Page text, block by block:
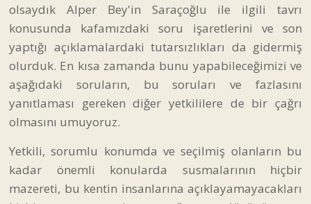
olsaydık Alper Bey'in Saraçoğlu ile ilgili tavrı
konusunda kafamızdaki soru işaretlerini ve son
yaptığı açıklamalardaki tutarsızlıkları da gidermiş
olurduk. En kısa zamanda bunu yapabileceğimizi ve
aşağıdaki soruların, bu soruları ve fazlasını
yanıtlaması gereken diğer yetkililere de bir çağrı
olmasını umuyoruz.
Yetkili, sorumlu konumda ve seçilmiş olanların bu
kadar önemli konularda susmalarının hiçbir
mazereti, bu kentin insanlarına açıklayamayacakları